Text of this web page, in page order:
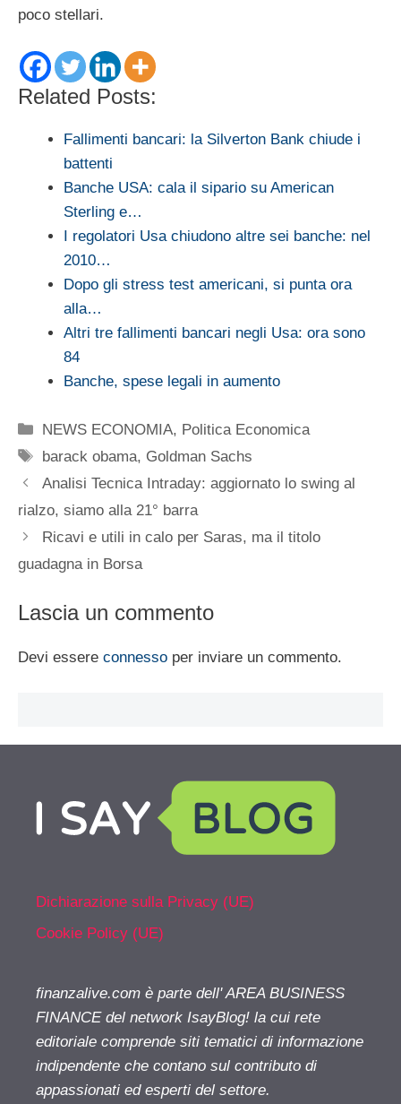
poco stellari.
Related Posts:
Fallimenti bancari: la Silverton Bank chiude i
battenti
Banche USA: cala il sipario su American
Sterling e…
I regolatori Usa chiudono altre sei banche: nel
2010…
Dopo gli stress test americani, si punta ora
alla…
Altri tre fallimenti bancari negli Usa: ora sono
84
Banche, spese legali in aumento
Categorie
NEWS ECONOMIA, Politica Economica
Tag
barack obama, Goldman Sachs
Analisi Tecnica Intraday: aggiornato lo swing al
rialzo, siamo alla 21° barra
Ricavi e utili in calo per Saras, ma il titolo
guadagna in Borsa
Lascia un commento
Devi essere connesso per inviare un commento.
Dichiarazione sulla Privacy (UE)
Cookie Policy (UE)
finanzalive.com è parte dell' AREA BUSINESS
FINANCE del network IsayBlog! la cui rete
editoriale comprende siti tematici di informazione
indipendente che contano sul contributo di
appassionati ed esperti del settore.